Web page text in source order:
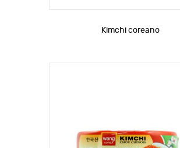
Kimchi coreano